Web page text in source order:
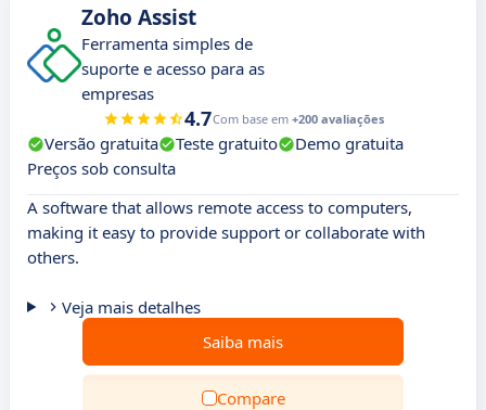
Zoho Assist
Ferramenta simples de
suporte e acesso para as
empresas
4.7Com base em +200 avaliações
Versão gratuita Teste gratuito
Demo gratuita
Preços sob consulta
A software that allows remote access to computers,
making it easy to provide support or collaborate with
others.
Veja mais detalhes
Saiba mais
Compare